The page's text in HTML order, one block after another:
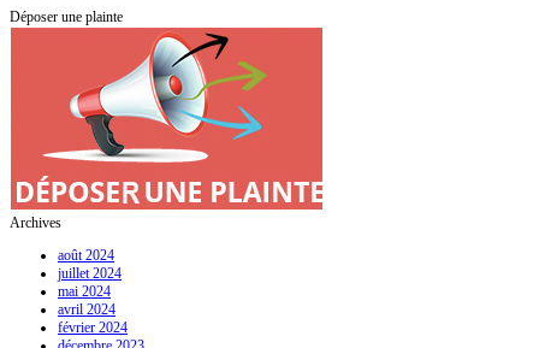
Déposer une plainte
Archives
août 2024
juillet 2024
mai 2024
avril 2024
février 2024